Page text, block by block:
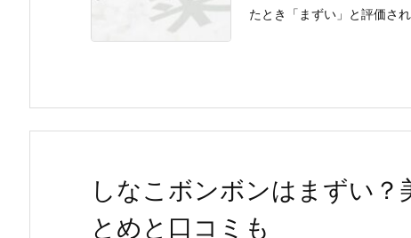
たとき「まずい」と評価さ
しなこボンボンはまずい？
とめと口コミも